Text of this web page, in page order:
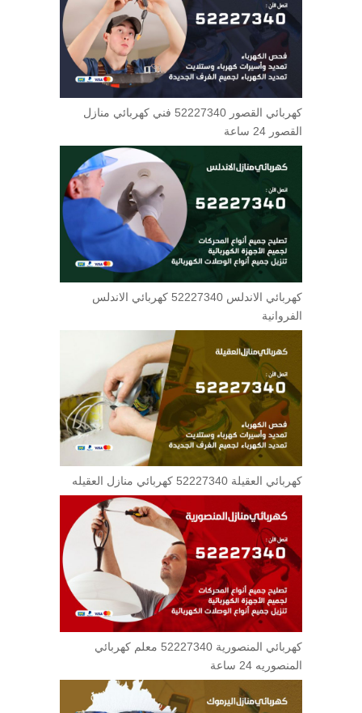
كهربائي القصور 52227340 فني كهربائي منازل
القصور 24 ساعة
كهربائي الاندلس 52227340 كهربائي الاندلس
الفروانية
كهربائي العقيلة 52227340 كهربائي منازل العقيله
كهربائي المنصورية 52227340 معلم كهربائي
المنصوريه 24 ساعة